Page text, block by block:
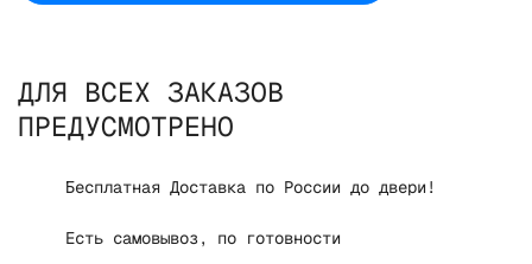
ДЛЯ ВСЕХ ЗАКАЗОВ
ПРЕДУСМОТРЕНО
Бесплатная Доставка по России до двери!
Есть самовывоз, по готовности